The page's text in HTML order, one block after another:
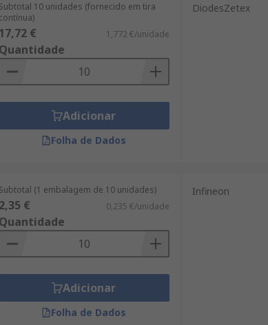
Subtotal 10 unidades (fornecido em tira
contínua)
17,72 € 1,772 €/unidade
Quantidade
Adicionar
Folha de Dados
DiodesZetex
Subtotal (1 embalagem de 10 unidades)
2,35 € 0,235 €/unidade
Quantidade
Adicionar
Folha de Dados
Infineon